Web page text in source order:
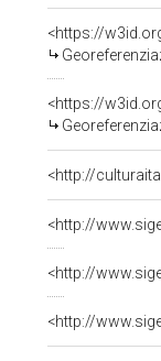
<https://
<https://
<http://